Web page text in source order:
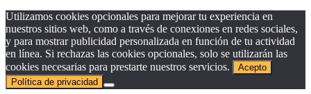
Utilizamos cookies opcionales para mejorar tu experiencia en
nuestros sitios web, como a través de conexiones en redes sociales,
y para mostrar publicidad personalizada en función de tu actividad
en línea. Si rechazas las cookies opcionales, solo se utilizarán las
cookies necesarias para prestarte nuestros servicios.
Acepto
Política de privacidad